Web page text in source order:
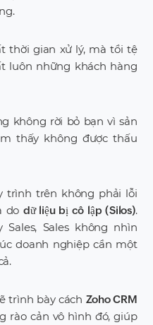
thời gian xử lý, mà tồi tệ
luôn những khách hàng
không rời bỏ bạn vì sản
thấy không được thấu
trình trên không phải lỗi
do dữ liệu bị cô lập (Silos).
Sales không nhìn
doanh nghiệp cần một
trình bày cách Zoho CRM
rào cản vô hình đó, giúp